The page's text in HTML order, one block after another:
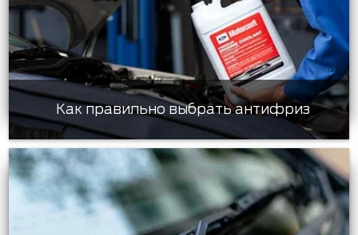
Как правильно выбрать антифриз